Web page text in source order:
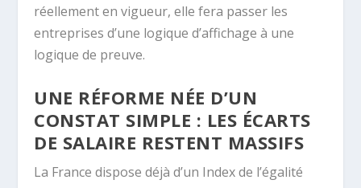
réellement en vigueur, elle fera passer les
entreprises d’une logique d’affichage à une
logique de preuve.
UNE RÉFORME NÉE D’UN
CONSTAT SIMPLE : LES ÉCARTS
DE SALAIRE RESTENT MASSIFS
La France dispose déjà d’un Index de l’égalité